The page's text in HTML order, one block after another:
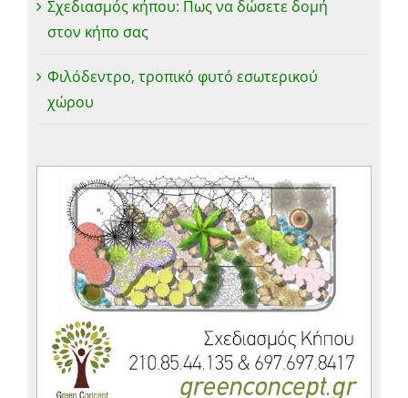
Σχεδιασμός κήπου: Πως να δώσετε δομή
στον κήπο σας
Φιλόδεντρο, τροπικό φυτό εσωτερικού
χώρου